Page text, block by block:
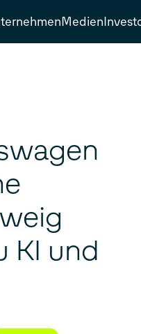
Medien
KI und